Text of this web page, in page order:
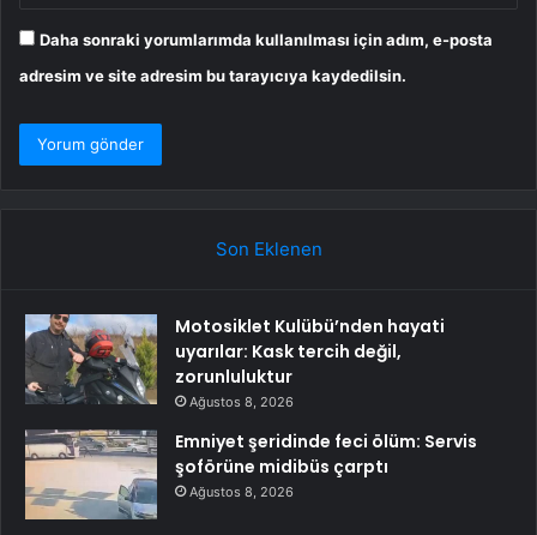
Daha sonraki yorumlarımda kullanılması için adım, e-posta
adresim ve site adresim bu tarayıcıya kaydedilsin.
Son Eklenen
Motosiklet Kulübü’nden hayati
uyarılar: Kask tercih değil,
zorunluluktur
Ağustos 8, 2026
Emniyet şeridinde feci ölüm: Servis
şoförüne midibüs çarptı
Ağustos 8, 2026